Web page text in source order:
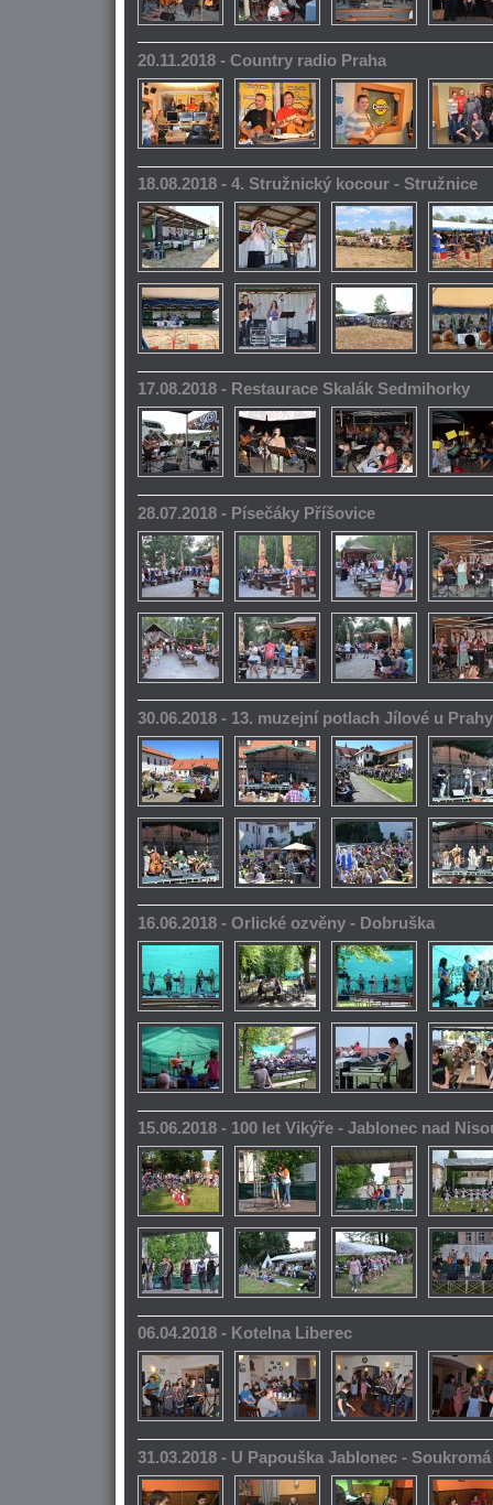
20.11.2018 - Country radio Praha
18.08.2018 - 4. Stružnický kocour - Stružnice
17.08.2018 - Restaurace Skalák Sedmihorky
28.07.2018 - Písečáky Příšovice
30.06.2018 - 13. muzejní potlach Jílové u Prahy
16.06.2018 - Orlické ozvěny - Dobruška
15.06.2018 - 100 let Vikýře - Jablonec nad
06.04.2018 - Kotelna Liberec
31.03.2018 - U Papouška Jablonec -